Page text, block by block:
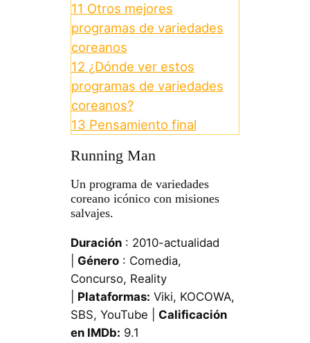
11 Otros mejores
programas de variedades
coreanos
12 ¿Dónde ver estos
programas de variedades
coreanos?
13 Pensamiento final
Running Man
Un programa de variedades
coreano icónico con misiones
salvajes.
Duración: 2010-actualidad
Género: Comedia,
Concurso, Reality
Plataformas: Viki, KOCOWA,
SBS, YouTube | Calificación
en IMDb: 9.1